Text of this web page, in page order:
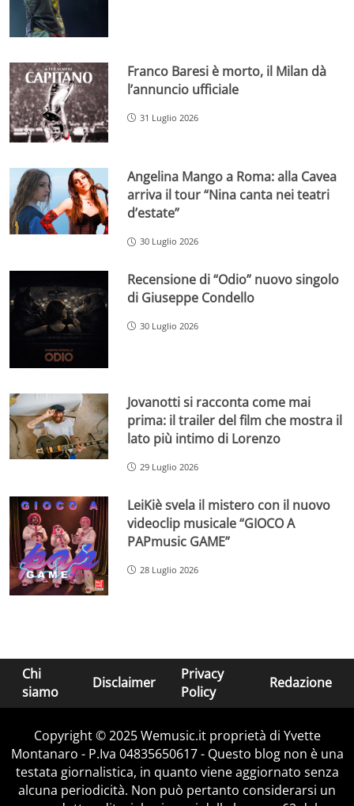
Franco Baresi è morto, il Milan dà
l’annuncio ufficiale
31 Luglio 2026
Angelina Mango a Roma: alla Cavea
arriva il tour “Nina canta nei teatri
d’estate”
30 Luglio 2026
Recensione di “Odio” nuovo singolo
di Giuseppe Condello
30 Luglio 2026
Jovanotti si racconta come mai
prima: il trailer del film che mostra il
lato più intimo di Lorenzo
29 Luglio 2026
LeiKiè svela il mistero con il nuovo
videoclip musicale “GIOCO A
PAPmusic GAME”
28 Luglio 2026
Chi
siamo
Disclaimer
Privacy
Policy
Redazione
Copyright © 2025 Wemusic.it proprietà di Yvette
Montanaro - P.Iva 04835650617 - Questo blog non è una
testata giornalistica, in quanto viene aggiornato senza
alcuna periodicità. Non può pertanto considerarsi un